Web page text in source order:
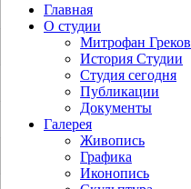
Главная
О студии
Митрофан Греков
История Студии
Студия сегодня
Публикации
Документы
Галерея
Живопись
Графика
Иконопись